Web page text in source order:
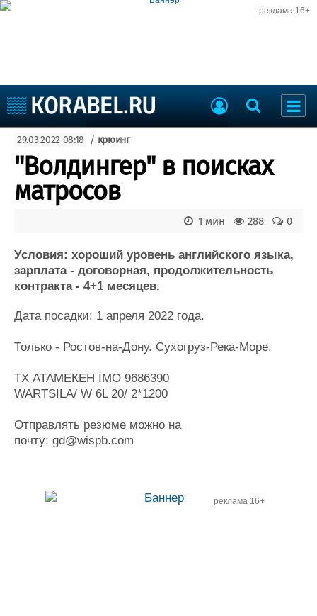
реклама 16+
Судоходство
Судоремонт
События
Пресс-релизы
Порты
Рыболовство
Еще
Судостроение
Новости
Репутация
Крюинг
Реклама
Торговая площадка
Продажа флота
Изделия
Услуги
Личности
Форум
29.03.2022 08:18 / крюинг
"Волдингер" в поисках
матросов
0
288
1 мин
Условия: хороший уровень английского языка,
зарплата - договорная, продолжительность
контракта - 4+1 месяцев.
Дата посадки: 1 апреля 2022 года.
Только - Ростов-на-Дону. Сухогруз-Река-Море.
ТХ АТАМЕКЕН IMO 9686390
WARTSILA/ W 6L 20/ 2*1200
Отправлять резюме можно на
почту: gd@wispb.com
реклама 16+